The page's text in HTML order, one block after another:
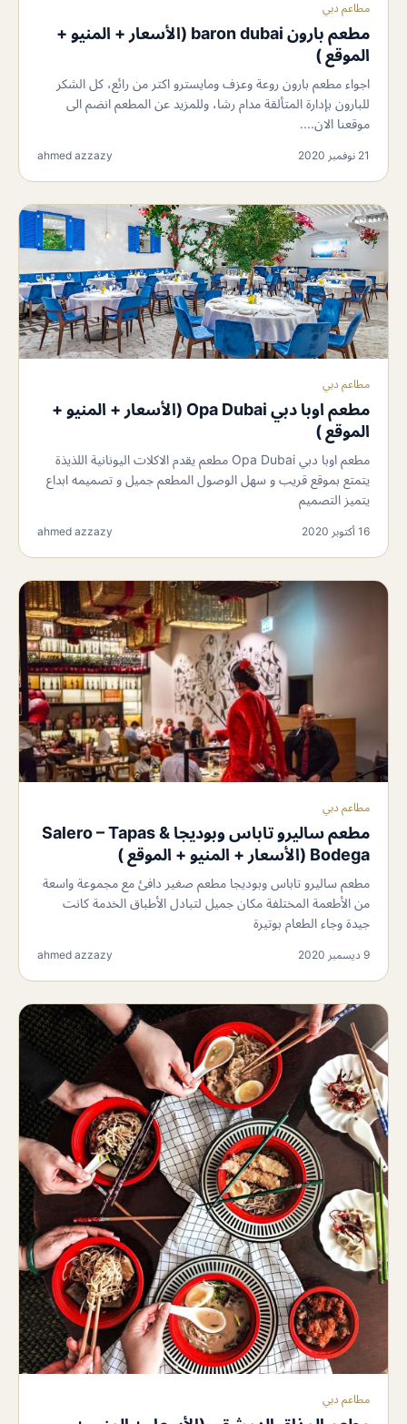
مطاعم دبي
مطعم بارون baron dubai (الأسعار + المنيو +
الموقع )
اجواء مطعم بارون روعة وعزف ومايسترو اكتر من رائع، كل الشكر
للبارون بإدارة المتألقة مدام رشا، وللمزيد عن المطعم انضم الى
موقعنا الان....
21 نوفمبر 2020 ahmed azzazy
مطاعم دبي
مطعم اوبا دبي Opa Dubai (الأسعار + المنيو +
الموقع )
مطعم اوبا دبي Opa Dubai مطعم يقدم الاكلات اليونانية اللذيذة
يتمتع بموقع قريب و سهل الوصول المطعم جميل و تصميمه ابداع
يتميز التصميم
16 أكتوبر 2020 ahmed azzazy
مطاعم دبي
مطعم ساليرو تاباس وبوديجا Salero – Tapas &
Bodega (الأسعار + المنيو + الموقع )
مطعم ساليرو تاباس وبوديجا مطعم صغير دافئ مع مجموعة واسعة
من الأطعمة المختلفة مكان جميل لتبادل الأطباق الخدمة كانت
جيدة وجاء الطعام بوتيرة
9 ديسمبر 2020 ahmed azzazy
مطاعم دبي